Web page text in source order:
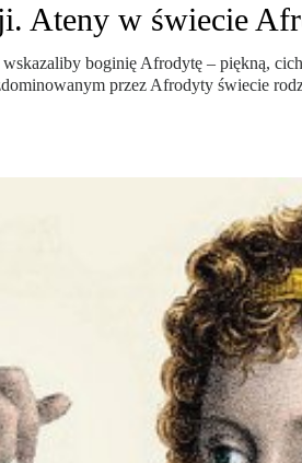
Ateny w świecie
boginię Afrodytę – piękną,
przez Afrodyty świecie